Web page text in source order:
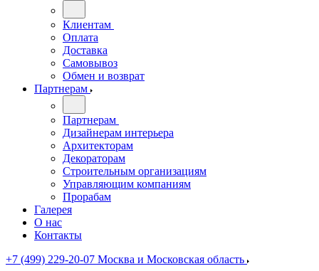
Клиентам
Оплата
Доставка
Самовывоз
Обмен и возврат
Партнерам
Партнерам
Дизайнерам интерьера
Архитекторам
Декораторам
Строительным организациям
Управляющим компаниям
Прорабам
Галерея
О нас
Контакты
+7 (499) 229-20-07 Москва и Московская область